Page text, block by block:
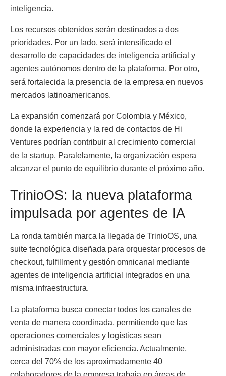
inteligencia.
Los recursos obtenidos serán destinados a dos
prioridades. Por un lado, será intensificado el
desarrollo de capacidades de inteligencia artificial y
agentes autónomos dentro de la plataforma. Por otro,
será fortalecida la presencia de la empresa en nuevos
mercados latinoamericanos.
La expansión comenzará por Colombia y México,
donde la experiencia y la red de contactos de Hi
Ventures podrían contribuir al crecimiento comercial
de la startup. Paralelamente, la organización espera
alcanzar el punto de equilibrio durante el próximo año.
TrinioOS: la nueva plataforma
impulsada por agentes de IA
La ronda también marca la llegada de TrinioOS, una
suite tecnológica diseñada para orquestar procesos de
checkout, fulfillment y gestión omnicanal mediante
agentes de inteligencia artificial integrados en una
misma infraestructura.
La plataforma busca conectar todos los canales de
venta de manera coordinada, permitiendo que las
operaciones comerciales y logísticas sean
administradas con mayor eficiencia. Actualmente,
cerca del 70% de los aproximadamente 40